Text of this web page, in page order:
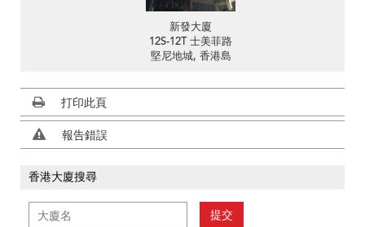
新發大廈
12S-12T 士美菲路
堅尼地城, 香港島
打印此頁
報告錯誤
香港大廈搜尋
提交